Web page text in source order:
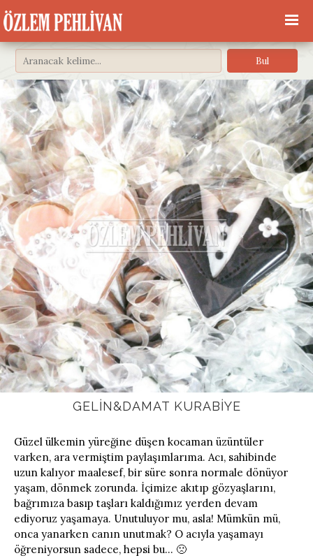
GELIN&DAMAT KURABIYE
Güzel ülkemin yüreğine düşen kocaman üzüntüler
varken, ara vermiştim paylaşımlarıma. Acı, sahibinde
uzun kalıyor maalesef, bir süre sonra normale dönüyor
yaşam, dönmek zorunda. İçimize akıtıp gözyaşlarını,
bağrımıza basıp taşları kaldığımız yerden devam
ediyoruz yaşamaya. Unutuluyor mu, asla! Mümkün mü,
onca yanarken canın unutmak? O acıyla yaşamayı
öğreniyorsun sadece, hepsi bu… 🙁